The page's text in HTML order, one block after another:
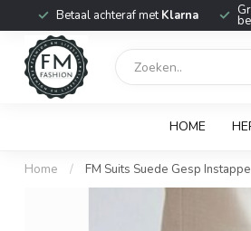
Betaal achteraf metKlarna
HOME
Home / FM Suits Suede Gesp